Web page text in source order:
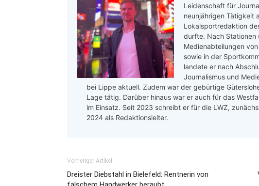
Leidenschaft für
neunjährigen Tätigkeit
Lokalsportredaktion
durfte. Nach Stationen
Medienabteilungen
sowie in der
landete er nach
Journalismus und
bei Lippe aktuell. Zudem war der gebürtige
Lage tätig. Darüber hinaus war er auch für das
im Einsatz. Seit 2023 schreibt er für die LWZ,
2024 als Redaktionsleiter.
Vorheriger Artikel
Dreister Diebstahl in Bielefeld: Rentnerin von